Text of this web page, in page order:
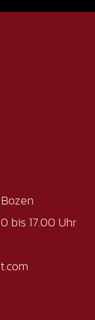
bis 17.00 Uhr